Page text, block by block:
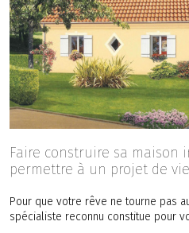
Faire construire sa maison
permettre à un projet de
Pour que votre rêve ne tourne pas
spécialiste reconnu constitue pour